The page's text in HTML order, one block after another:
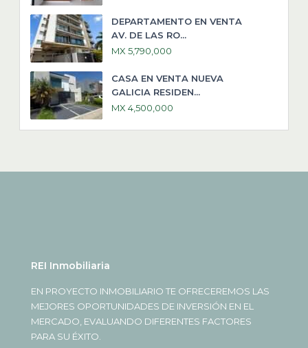
DEPARTAMENTO EN VENTA
AV. DE LAS RO...
MX 5,790,000
CASA EN VENTA NUEVA
GALICIA RESIDEN...
MX 4,500,000
REI Inmobiliaria
EN PROYECTO INMOBILIARIO TE OFRECEREMOS LAS
MEJORES OPORTUNIDADES DE INVERSIÓN EN EL
MERCADO, EVALUANDO DIFERENTES FACTORES
PARA SU ÉXITO.